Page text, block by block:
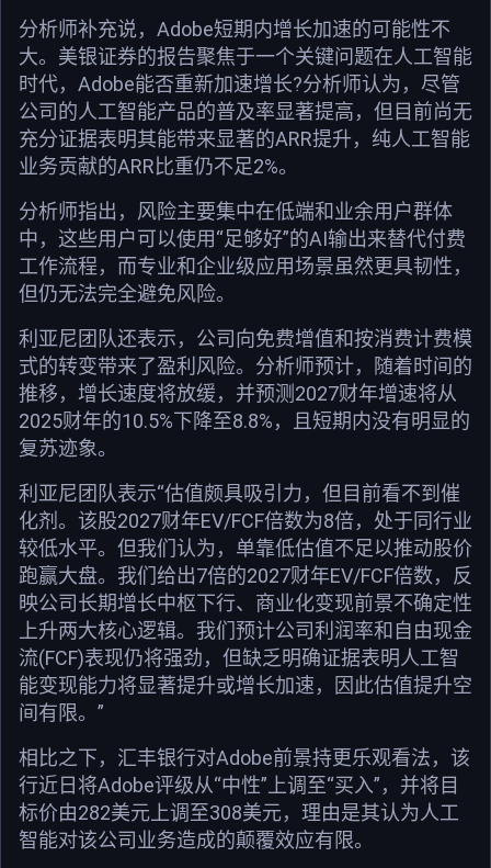
分析师补充说，Adobe短期内增长加速的可能性不
大。美银证券的报告聚焦于一个关键问题在人工智能
时代，Adobe能否重新加速增长?分析师认为，尽管
公司的人工智能产品的普及率显著提高，但目前尚无
充分证据表明其能带来显著的ARR提升，纯人工智能
业务贡献的ARR比重仍不足2%。
分析师指出，风险主要集中在低端和业余用户群体
中，这些用户可以使用“足够好”的AI输出来替代付费
工作流程，而专业和企业级应用场景虽然更具韧性，
但仍无法完全避免风险。
利亚尼团队还表示，公司向免费增值和按消费计费模
式的转变带来了盈利风险。分析师预计，随着时间的
推移，增长速度将放缓，并预测2027财年增速将从
2025财年的10.5%下降至8.8%，且短期内没有明显的
复苏迹象。
利亚尼团队表示“估值颇具吸引力，但目前看不到催
化剂。该股2027财年EV/FCF倍数为8倍，处于同行业
较低水平。但我们认为，单靠低估值不足以推动股价
跑赢大盘。我们给出7倍的2027财年EV/FCF倍数，反
映公司长期增长中枢下行、商业化变现前景不确定性
上升两大核心逻辑。我们预计公司利润率和自由现金
流(FCF)表现仍将强劲，但缺乏明确证据表明人工智
能变现能力将显著提升或增长加速，因此估值提升空
间有限。”
相比之下，汇丰银行对Adobe前景持更乐观看法，该
行近日将Adobe评级从“中性”上调至“买入”，并将目
标价由282美元上调至308美元，理由是其认为人工
智能对该公司业务造成的颠覆效应有限。